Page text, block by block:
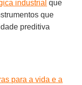
industrial que
que
preditiva
para a vida e a